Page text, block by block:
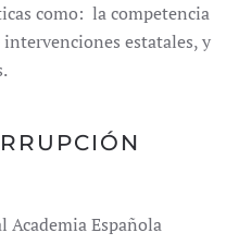
como: la competencia
estatales, y
Academia Española